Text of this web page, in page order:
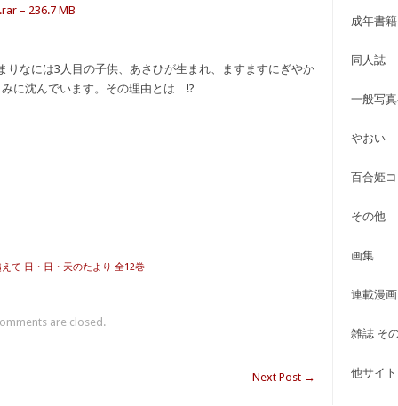
– 236.7 MB
りなには3人目の子供、あさひが生まれ、ますますにぎやか
に沈んでいます。その理由とは…!?
て 日・日・天のたより 全12巻
are closed.
Next Post →
成年書籍
同人誌
一般写
やおい
百合姫
その他
画集
連載漫画
雑誌 そ
他サイ